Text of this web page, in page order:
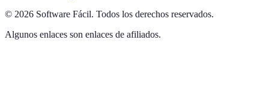
© 2026 Software Fácil. Todos los derechos reservados.
Algunos enlaces son enlaces de afiliados.